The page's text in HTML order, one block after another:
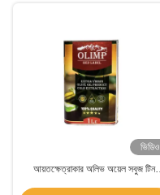
ভিডিও
আয়তক্ষেত্রাকার অলিভ অয়েল সবুজ টিন